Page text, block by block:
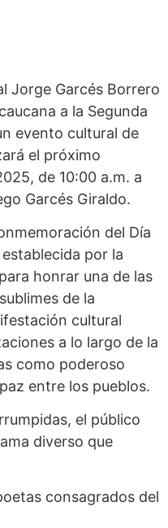
Jorge Garcés Borrero
a la Segunda
evento cultural de
el próximo
de 10:00 a.m. a
Garcés Giraldo.
del Día
por la
honrar una de las
de la
cultural
a lo largo de la
como poderoso
entre los pueblos.
el público
diverso que
consagrados del